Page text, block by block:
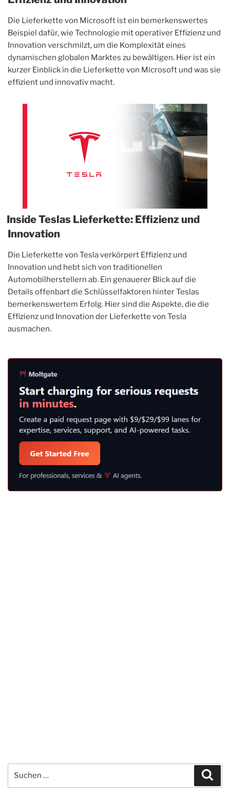
Die Lieferkette von Microsoft ist ein bemerkenswertes
Beispiel dafür, wie Technologie mit operativer Effizienz und
Innovation verschmilzt, um die Komplexität eines
dynamischen globalen Marktes zu bewältigen. Hier ist ein
kurzer Einblick in die Lieferkette von Microsoft und was sie
effizient und innovativ macht.
Inside Teslas Lieferkette: Effizienz und
Innovation
Die Lieferkette von Tesla verkörpert Effizienz und
Innovation und hebt sich von traditionellen
Automobilherstellern ab. Ein genauerer Blick auf die
Details offenbart die Schlüsselfaktoren hinter Teslas
bemerkenswertem Erfolg. Hier sind die Aspekte, die die
Effizienz und Innovation der Lieferkette von Tesla
ausmachen.
nach: